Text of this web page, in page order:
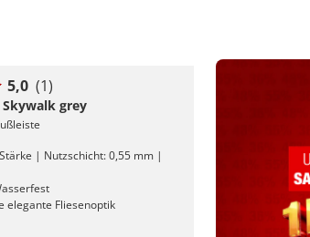
5,0 (1)
grey
| Nutzschicht: 0,55 mm |
elegante Fliesenoptik